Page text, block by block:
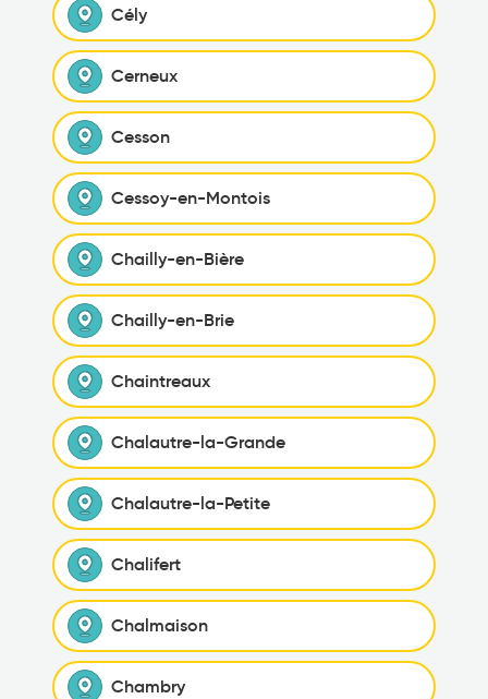
Cély
Cerneux
Cesson
Cessoy-en-Montois
Chailly-en-Bière
Chailly-en-Brie
Chaintreaux
Chalautre-la-Grande
Chalautre-la-Petite
Chalifert
Chalmaison
Chambry